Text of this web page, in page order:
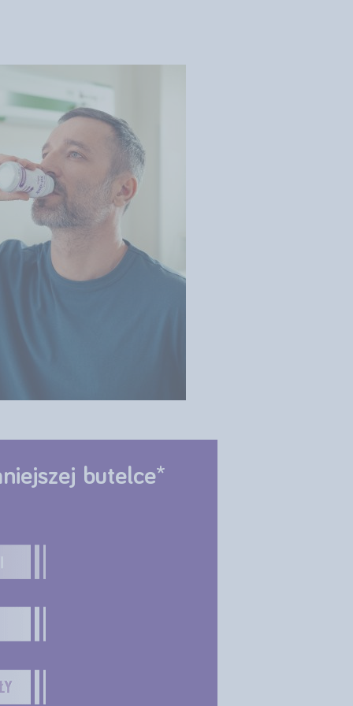
butelce*